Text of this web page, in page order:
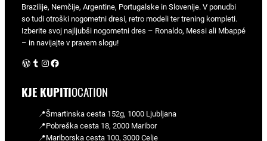
Brazilije, Nemčije, Argentine, Portugalske in Slovenije. V ponudbi
so tudi otroški nogometni dresi, retro modeli ter trening kompleti.
Izberite svoj najljubši nogometni dres – Ronaldo, Messi ali Mbappé
– in navijajte v pravem slogu!
WordPress Instagram Facebook
KJE KUPITIOCATION
📍Šmartinska cesta 152g, 1000 Ljubljana
📍Pobreška cesta 18, 2000 Maribor
📍Mariborska cesta 100, 3000 Celje